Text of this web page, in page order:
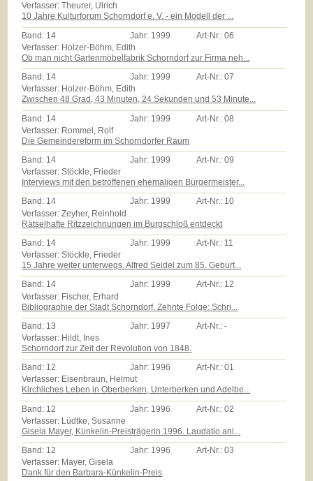
Verfasser: Theurer, Ulrich
10 Jahre Kulturforum Schorndorf e. V. - ein Modell der ...
Band: 14 Jahr: 1999 Art-Nr.:06
Verfasser: Holzer-Böhm, Edith
Ob man nicht Gartenmöbelfabrik Schorndorf zur Firma neh...
Band: 14 Jahr: 1999 Art-Nr.:07
Verfasser: Holzer-Böhm, Edith
Zwischen 48 Grad, 43 Minuten, 24 Sekunden und 53 Minute...
Band: 14 Jahr: 1999 Art-Nr.:08
Verfasser: Rommel, Rolf
Die Gemeindereform im Schorndorfer Raum
Band: 14 Jahr: 1999 Art-Nr.:09
Verfasser: Stöckle, Frieder
Interviews mit den betroffenen ehemaligen Bürgermeister...
Band: 14 Jahr: 1999 Art-Nr.: 10
Verfasser: Zeyher, Reinhold
Rätselhafte Ritzzeichnungen im Burgschloß entdeckt
Band: 14 Jahr: 1999 Art-Nr.: 11
Verfasser: Stöckle, Frieder
15 Jahre weiter unterwegs. Alfred Seidel zum 85. Geburt...
Band: 14 Jahr: 1999 Art-Nr.: 12
Verfasser: Fischer, Erhard
Bibliographie der Stadt Schorndorf. Zehnte Folge: Schri...
Band: 13 Jahr: 1997 Art-Nr.:-
Verfasser: Hildt, Ines
Schorndorf zur Zeit der Revolution von 1848.
Band: 12 Jahr: 1996 Art-Nr.:01
Verfasser: Eisenbraun, Helmut
Kirchliches Leben in Oberberken, Unterberken und Adelbe...
Band: 12 Jahr: 1996 Art-Nr.:02
Verfasser: Lüdtke, Susanne
Gisela Mayer, Künkelin-Preisträgerin 1996. Laudatio anl...
Band: 12 Jahr: 1996 Art-Nr.:03
Verfasser: Mayer, Gisela
Dank für den Barbara-Künkelin-Preis